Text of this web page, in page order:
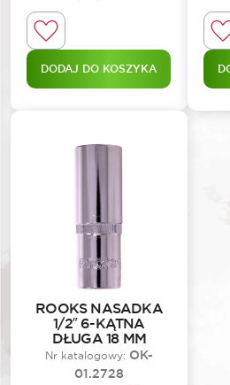
DODAJ DO KOSZYKA
ROOKS NASADKA
1/2″ 6-KĄTNA
DŁUGA 18 MM
Nr katalogowy: OK-
01.2728